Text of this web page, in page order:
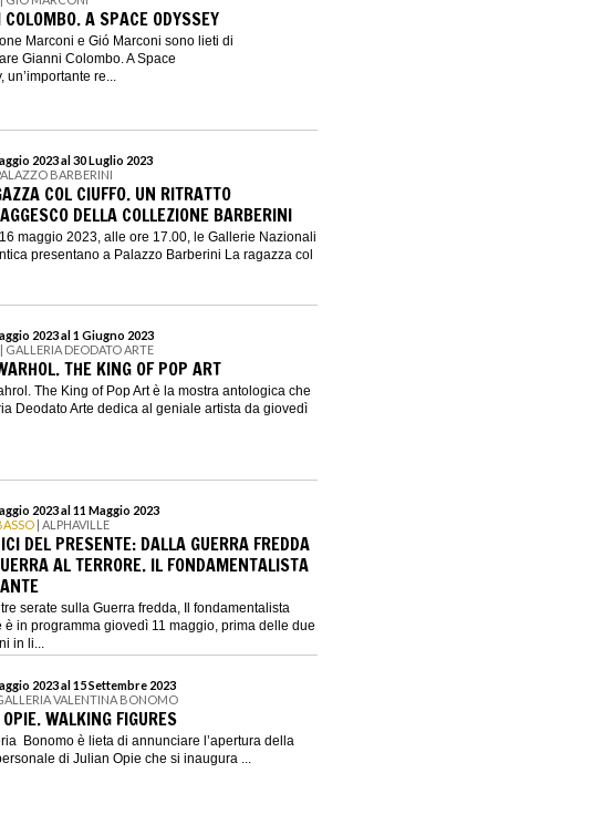
A SPACE ODYSSEY
Marconi e Gió Marconi sono lieti di
Gianni Colombo. A Space
un’importante re...
2023 al 30 Luglio 2023
BARBERINI
COL CIUFFO. UN RITRATTO
DELLA COLLEZIONE BARBERINI
maggio 2023, alle ore 17.00, le Gallerie Nazionali
presentano a Palazzo Barberini La ragazza col
2023 al 1 Giugno 2023
| GALLERIA DEODATO ARTE
THE KING OF POP ART
The King of Pop Art è la mostra antologica che
Deodato Arte dedica al geniale artista da giovedì
2023 al 11 Maggio 2023
| ALPHAVILLE
DEL PRESENTE: DALLA GUERRA FREDDA
AL TERRORE. IL FONDAMENTALISTA
serate sulla Guerra fredda, Il fondamentalista
è in programma giovedì 11 maggio, prima delle due
in li...
2023 al 15 Settembre 2023
VALENTINA BONOMO
WALKING FIGURES
Bonomo è lieta di annunciare l’apertura della
di Julian Opie che si inaugura ...